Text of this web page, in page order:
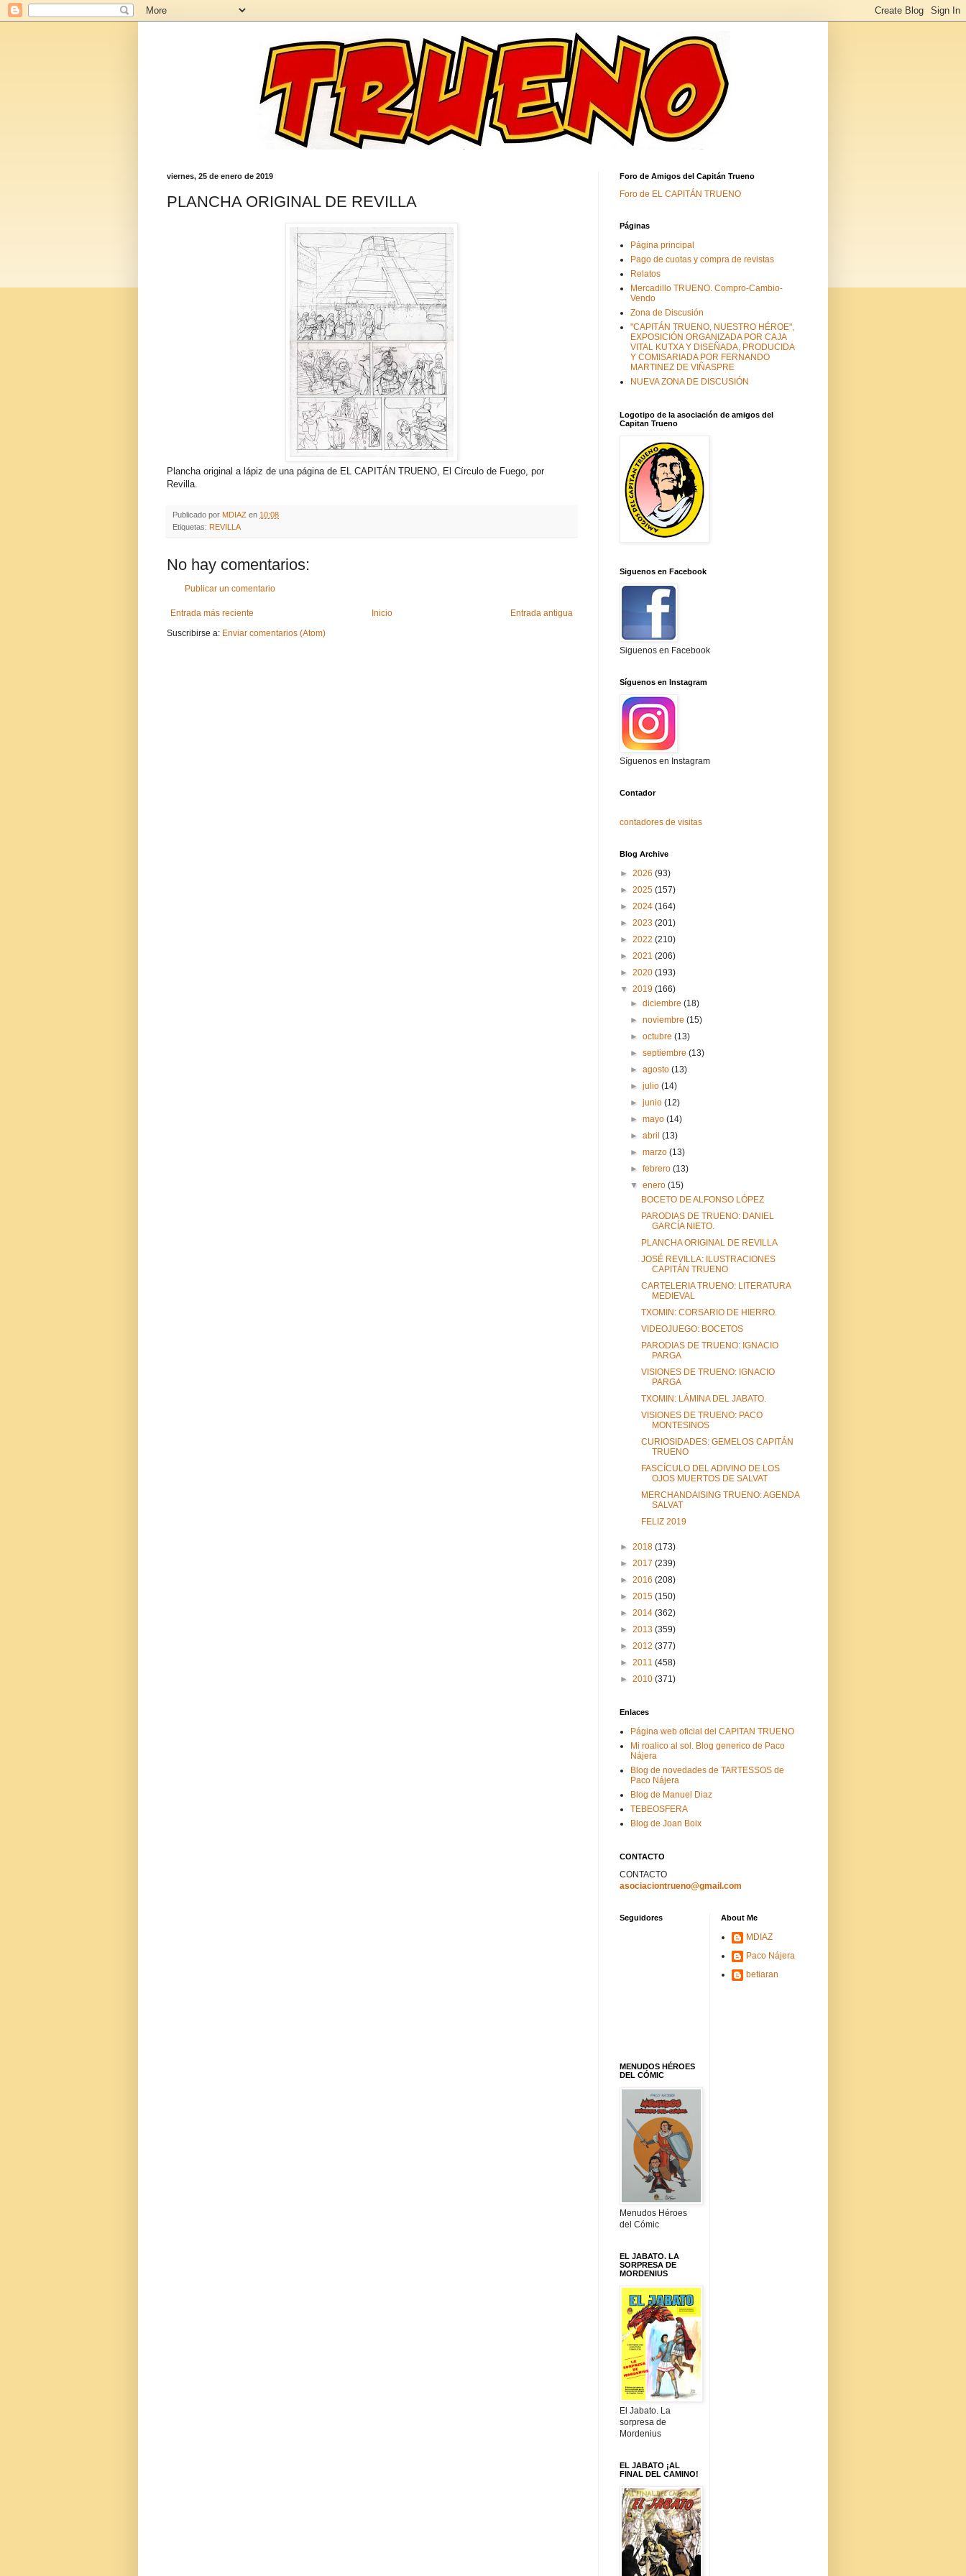
viernes, 25 de enero de 2019
PLANCHA ORIGINAL DE REVILLA
Plancha original a lápiz de una página de EL CAPITÁN TRUENO, El Círculo de Fuego, por
Revilla.
Publicado por MDIAZ en 10:08
Etiquetas: REVILLA
No hay comentarios:
Publicar un comentario
Entrada más reciente Entrada antigua
Inicio
Suscribirse a: Enviar comentarios (Atom)
Foro de Amigos del Capitán Trueno
Foro de EL CAPITÁN TRUENO
Páginas
Página principal
Pago de cuotas y compra de revistas
Relatos
Mercadillo TRUENO. Compro-Cambio-
Vendo
Zona de Discusión
"CAPITÁN TRUENO, NUESTRO HÉROE",
EXPOSICIÓN ORGANIZADA POR CAJA
VITAL KUTXA Y DISEÑADA, PRODUCIDA
Y COMISARIADA POR FERNANDO
MARTINEZ DE VIÑASPRE
NUEVA ZONA DE DISCUSIÓN
Logotipo de la asociación de amigos del
Capitan Trueno
Siguenos en Facebook
Siguenos en Facebook
Síguenos en Instagram
Síguenos en Instagram
Contador
contadores de visitas
Blog Archive
► 2026 (93)
► 2025 (157)
► 2024 (164)
► 2023 (201)
► 2022 (210)
► 2021 (206)
► 2020 (193)
▼ 2019 (166)
►diciembre(18)
►noviembre(15)
►octubre(13)
►septiembre(13)
►agosto(13)
►julio(14)
►junio(12)
►mayo(14)
►abril(13)
►marzo(13)
►febrero(13)
▼enero(15)
BOCETO DE ALFONSO LÓPEZ
PARODIAS DE TRUENO: DANIEL
GARCÍA NIETO.
PLANCHA ORIGINAL DE REVILLA
JOSÉ REVILLA: ILUSTRACIONES
CAPITÁN TRUENO
CARTELERIA TRUENO: LITERATURA
MEDIEVAL
TXOMIN: CORSARIO DE HIERRO.
VIDEOJUEGO: BOCETOS
PARODIAS DE TRUENO: IGNACIO
PARGA
VISIONES DE TRUENO: IGNACIO
PARGA
TXOMIN: LÁMINA DEL JABATO.
VISIONES DE TRUENO: PACO
MONTESINOS
CURIOSIDADES: GEMELOS CAPITÁN
TRUENO
FASCÍCULO DEL ADIVINO DE LOS
OJOS MUERTOS DE SALVAT
MERCHANDAISING TRUENO: AGENDA
SALVAT
FELIZ 2019
► 2018 (173)
► 2017 (239)
► 2016 (208)
► 2015 (150)
► 2014 (362)
► 2013 (359)
► 2012 (377)
► 2011 (458)
► 2010 (371)
Enlaces
Página web oficial del CAPITAN TRUENO
Mi roalico al sol. Blog generico de Paco
Nájera
Blog de novedades de TARTESSOS de
Paco Nájera
Blog de Manuel Diaz
TEBEOSFERA
Blog de Joan Boix
CONTACTO
CONTACTO
asociaciontrueno@gmail.com
Seguidores
MENUDOS HÉROES
DEL CÓMIC
Menudos Héroes
del Cómic
EL JABATO. LA
SORPRESA DE
MORDENIUS
El Jabato. La
sorpresa de
Mordenius
EL JABATO ¡AL
FINAL DEL CAMINO!
About Me
MDIAZ
Paco Nájera
betiaran